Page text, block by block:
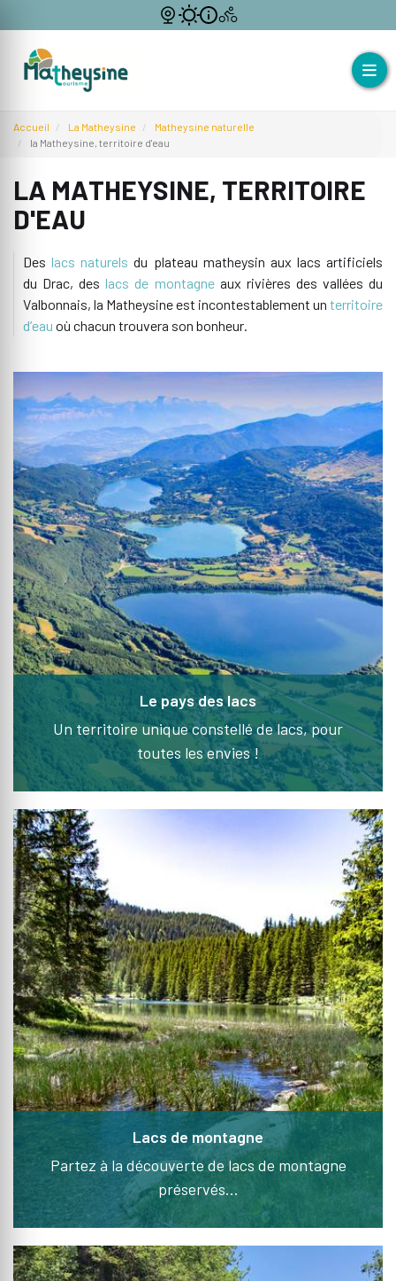
Accueil La Matheysine
Matheysine naturelle
la Matheysine, territoire d'eau
LA MATHEYSINE, TERRITOIRE
D'EAU
Deslacs naturels du plateau matheysin aux lacs artificiels
du Drac, deslacs de montagneaux rivières des vallées du
Valbonnais, la Matheysine est incontestablement un territoire
d’eau où chacun trouvera son bonheur.
Le pays des lacs
Un territoire unique constellé de lacs, pour
toutes les envies !
Lacs de montagne
Partez à la découverte de lacs de montagne
préservés...